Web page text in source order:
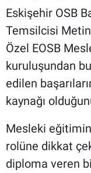
Eskişehir OSB
Temsilcisi Metin
Özel EOSB
kuruluşundan
edilen
kaynağı
Mesleki
rolüne dikkat
diploma veren